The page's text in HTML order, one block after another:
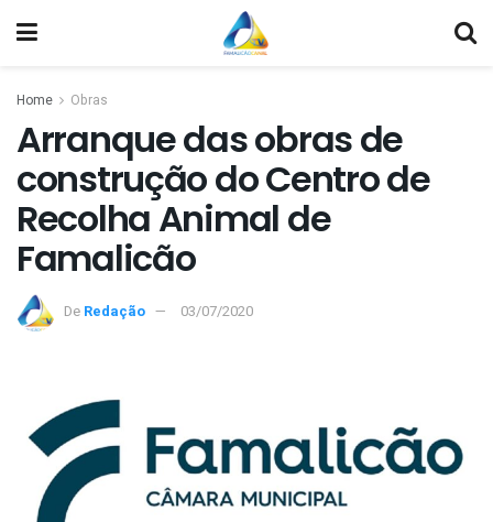
Home Obras
Arranque das obras de
construção do Centro de
Recolha Animal de
Famalicão
De Redação 03/07/2020